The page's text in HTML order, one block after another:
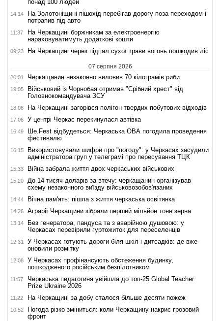
понад 100 людей
14:14
На Золотоніщині пішохід перебігав дорогу поза переходом і
потрапив під авто
11:37
На Черкащині боржникам за електроенергію
нараховуватимуть додаткові кошти
09:23 На Черкащині через підпал сухої трави вогонь пошкодив ліс
07 серпня 2026
20:01 Черкащанин незаконно виловив 70 кілограмів риби
19:05
Військовий із Чорнобая отримав "Срібний хрест" від
Головнокомандувача ЗСУ
18:08 На Черкащині загорівся полігон твердих побутових відходів
17:06 У центрі Черкас перекинулася автівка
16:49
Ше.Fest відбудеться: Черкаська ОВА погодила проведення
фестивалю
16:15
Використовували шифри про "погоду": у Черкасах засудили
адміністратора груп у телеграмі про пересування ТЦК
15:33 Війна забрала життя двох черкаських військових
15:20
До 14 тисяч доларів за втечу: черкащанин організував
схему незаконного виїзду військовозобов'язаних
14:44 Вічна пам'ять: пішла з життя черкаська освітянка
14:26 Аграрії Черкащини зібрали перший мільйон тонн зерна
13:14
Без генератора, пандуса та з аварійною душовою: у
Черкасах перевірили гуртожиток для переселенців
12:31
У Черкасах готують дороги біля шкіл і дитсадків: де вже
оновили розмітку
12:08
У Черкасах профінансують обстеження будинку,
пошкодженого російським безпілотником
11:57
Черкаська педагогиня увійшла до топ-25 Global Teacher
Prize Ukraine 2026
11:22 На Черкащині за добу сталося більше десяти пожеж
10:52
Погода різко зміниться: коли Черкащину накриє грозовий
фронт